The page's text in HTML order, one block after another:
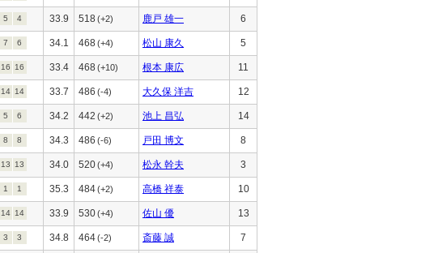
5 4 33.9 518 (+2) 鹿戸 雄一 6
7 6 34.1 468(+4) 松山 康久 5
16 16 33.4 468 (+10) 根本 康広 11
14 14 33.7 486 (-4) 大久保 洋吉 12
5 6 34.2 442 (+2) 池上 昌弘 14
8 8 34.3 486 (-6) 戸田 博文 8
13 13 34.0 520(+4) 松永 幹夫 3
1 1 35.3 484(+2) 高橋 祥泰 10
14 14 33.9 530(+4) 佐山 優 13
3 3 34.8 464(-2) 斎藤 誠 7